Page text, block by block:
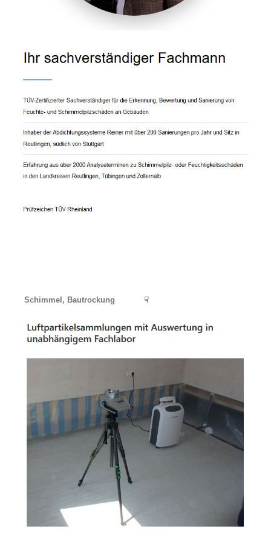
Schimmel, Bautrockung ☟